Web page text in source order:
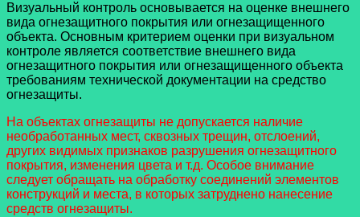
Визуальный контроль основывается на оценке внешнего
вида огнезащитного покрытия или огнезащищенного
объекта. Основным критерием оценки при визуальном
контроле является соответствие внешнего вида
огнезащитного покрытия или огнезащищенного объекта
требованиям технической документации на средство
огнезащиты.
На объектах огнезащиты не допускается наличие
необработанных мест, сквозных трещин, отслоений,
других видимых признаков разрушения огнезащитного
покрытия, изменения цвета и т.д. Особое внимание
следует обращать на обработку соединений элементов
конструкций и места, в которых затруднено нанесение
средств огнезащиты.